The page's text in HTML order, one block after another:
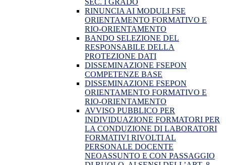
SEC. I GRADO
RINUNCIA AI MODULI FSE
ORIENTAMENTO FORMATIVO E
RIO-ORIENTAMENTO
BANDO SELEZIONE DEL
RESPONSABILE DELLA
PROTEZIONE DATI
DISSEMINAZIONE FSEPON
COMPETENZE BASE
DISSEMINAZIONE FSEPON
ORIENTAMENTO FORMATIVO E
RIO-ORIENTAMENTO
AVVISO PUBBLICO PER
INDIVIDUAZIONE FORMATORI PER
LA CONDUZIONE DI LABORATORI
FORMATIVI RIVOLTI AL
PERSONALE DOCENTE
NEOASSUNTO E CON PASSAGGIO